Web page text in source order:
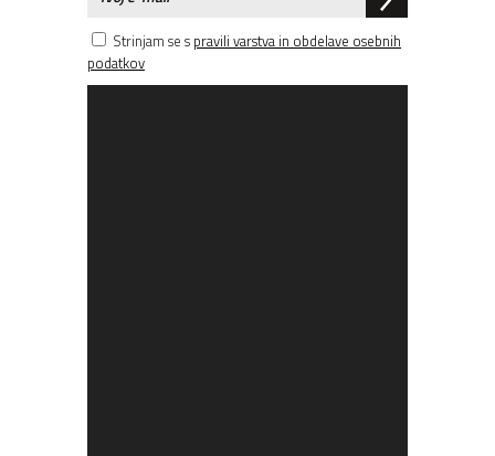
Strinjam se s pravili varstva in obdelave osebnih
podatkov